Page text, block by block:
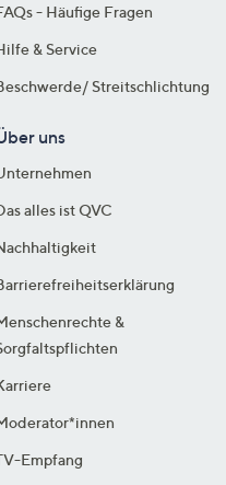
- Häufige Fragen
& Service
Streitschlichtung
uns
alles ist QVC
&
Empfang